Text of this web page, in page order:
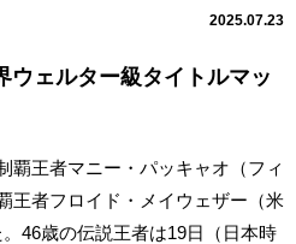
2025.07.23
ウェルター級タイトルマッ
王者マニー・パッキャオ（フィ
王者フロイド・メイウェザー（米
46歳の伝説王者は19日（日本時